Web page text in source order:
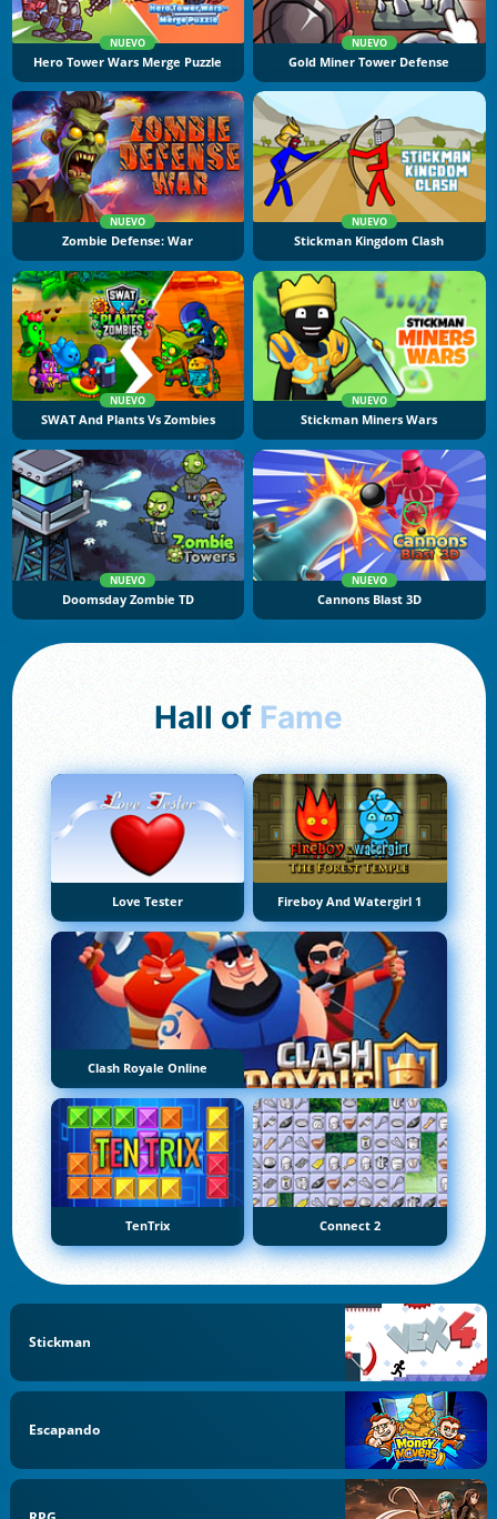
NUEVO
Hero Tower Wars Merge Puzzle
NUEVO
Gold Miner Tower Defense
NUEVO
Zombie Defense: War
NUEVO
Stickman Kingdom Clash
NUEVO
SWAT And Plants Vs Zombies
NUEVO
Stickman Miners Wars
NUEVO
Doomsday Zombie TD
NUEVO
Cannons Blast 3D
Hall of Fame
Love Tester Fireboy And Watergirl 1
Clash Royale Online
TenTrix Connect 2
Stickman
Escapando